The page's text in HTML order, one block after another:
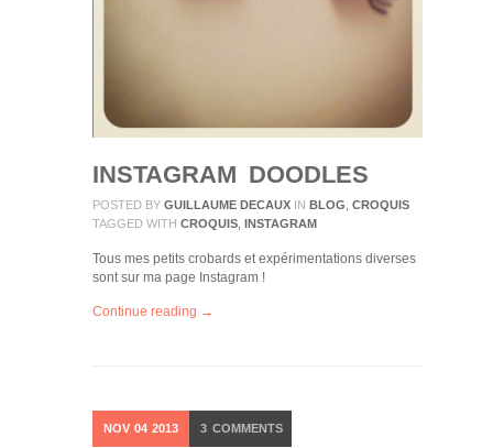
INSTAGRAM DOODLES
POSTED BY GUILLAUME DECAUX IN BLOG CROQUIS
TAGGED WITH CROQUIS INSTAGRAM
Tous mes petits crobards et expérimentations diverses
sont sur ma page Instagram !
Continue reading →
NOV 04 2013 3 COMMENTS